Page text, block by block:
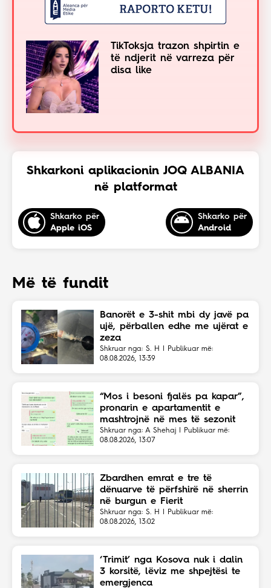
TikToksja trazon shpirtin e
të ndjerit në varreza për
disa like
Shkarkoni aplikacionin JOQ ALBANIA
në platformat
Shkarko për
Apple iOS
Shkarko për
Android
Më të fundit
Banorët e 3-shit mbi dy javë pa
ujë, përballen edhe me ujërat e
zeza
Shkruar nga: S. H | Publikuar më:
08.08.2026, 13:39
“Mos i besoni fjalës pa kapar”,
pronarin e apartamentit e
mashtrojnë në mes të sezonit
Shkruar nga: A Shehaj | Publikuar më:
08.08.2026, 13:07
Zbardhen emrat e tre të
dënuarve të përfshirë në sherrin
në burgun e Fierit
Shkruar nga: S. H | Publikuar më:
08.08.2026, 13:02
‘Trimit’ nga Kosova nuk i dalin
3 korsitë, lëviz me shpejtësi te
emergjenca